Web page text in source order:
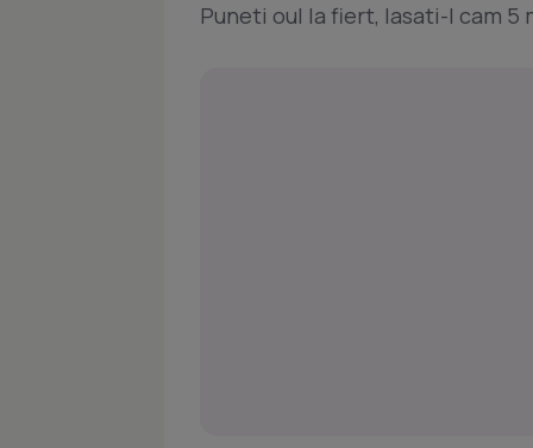
Puneti oul la fiert, lasati-l cam 5